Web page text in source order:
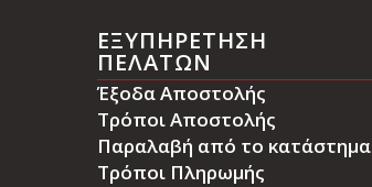
ΕΞΥΠΗΡΕΤΗΣΗ
ΠΕΛΑΤΩΝ
Έξοδα Αποστολής
Τρόποι Αποστολής
Παραλαβή από το κατάστημα
Τρόποι Πληρωμής